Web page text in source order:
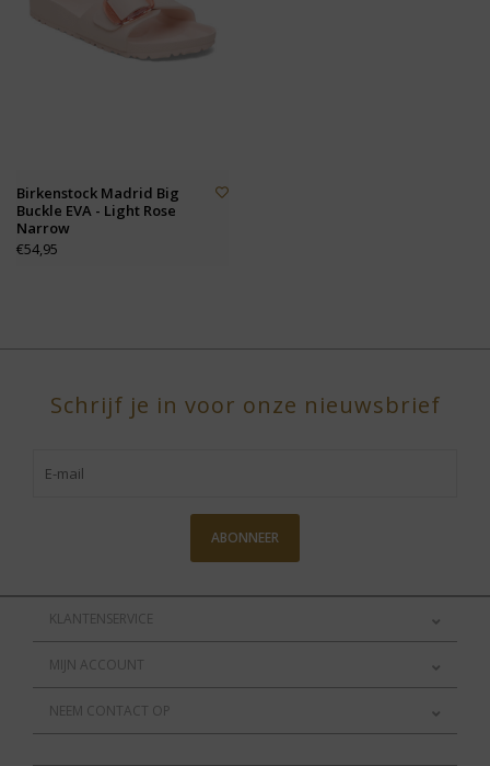
Birkenstock Madrid Big
Buckle EVA - Light Rose
Narrow
€54,95
Schrijf je in voor onze nieuwsbrief
ABONNEER
KLANTENSERVICE
MIJN ACCOUNT
NEEM CONTACT OP